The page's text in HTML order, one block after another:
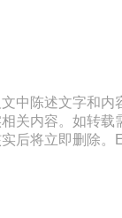
中陈述文字和
关内容。如转载
后将立即删除。